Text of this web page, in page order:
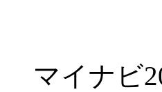
マイナビ